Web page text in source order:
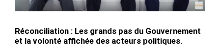
Réconciliation : Les grands pas du Gouvernement
et la volonté affichée des acteurs politiques.